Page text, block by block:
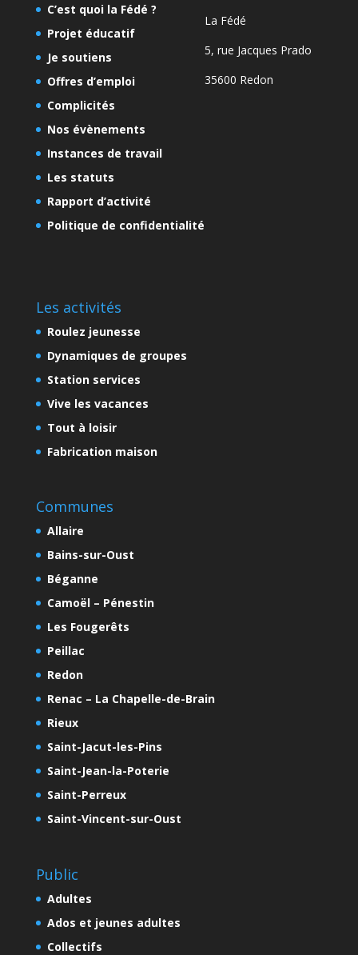
C’est quoi la Fédé ?
Projet éducatif
Je soutiens
Offres d’emploi
Complicités
Nos évènements
Instances de travail
Les statuts
Rapport d’activité
Politique de confidentialité
La Fédé
5, rue Jacques Prado
35600 Redon
Les activités
Roulez jeunesse
Dynamiques de groupes
Station services
Vive les vacances
Tout à loisir
Fabrication maison
Communes
Allaire
Bains-sur-Oust
Béganne
Camoël – Pénestin
Les Fougerêts
Peillac
Redon
Renac – La Chapelle-de-Brain
Rieux
Saint-Jacut-les-Pins
Saint-Jean-la-Poterie
Saint-Perreux
Saint-Vincent-sur-Oust
Public
Adultes
Ados et jeunes adultes
Collectifs